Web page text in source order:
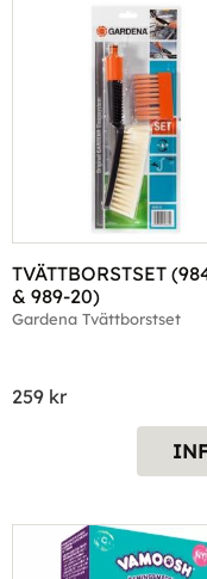
TVÄTTBORSTSET
& 989-20)
Gardena Tvättborstset
259 kr